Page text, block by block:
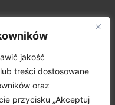
jakość
treści dostosowane
oraz
przycisku „Akceptuj
43